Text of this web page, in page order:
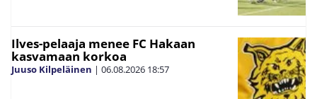
Ilves-pelaaja menee FC Hakaan
kasvamaan korkoa
Juuso Kilpeläinen | 06.08.2026 18:57